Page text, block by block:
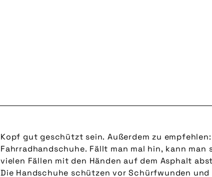
Kopf gut geschützt sein. Außerdem zu empfehlen:
Fahrradhandschuhe. Fällt man mal hin, kann man
vielen Fällen mit den Händen auf dem Asphalt